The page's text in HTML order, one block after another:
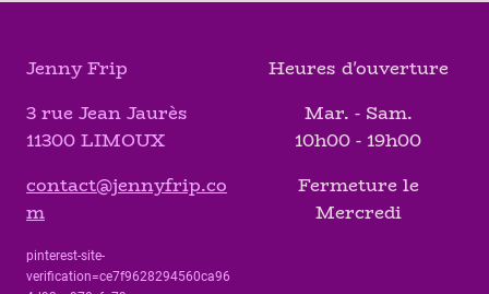
Jenny Frip
3 rue Jean Jaurès
11300 LIMOUX
contact@jennyfrip.co
m
pinterest-site-
verification=ce7f9628294560ca96
Heures d'ouverture
Mar. - Sam.
10h00 - 19h00
Fermeture le
Mercredi